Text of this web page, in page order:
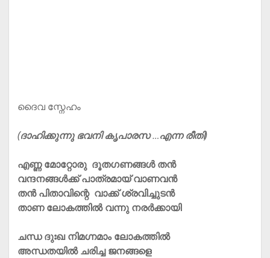
ദൈവ സ്നേഹം
(ദാഹിക്കുന്നു ഭവനി കൃപാരസ …എന്ന രീതി)
എണ്ണ മോറ്റോരു ദൂതഗണങ്ങള്‍ തന്‍
വന്ദനങ്ങള്‍ക്ക് പാത്രമായ് വാണവന്‍
തന്‍ പിതാവിന്റെ വാക്ക് ശ്രവിച്ചുടന്‍
താണ ലോകത്തില്‍ വന്നു നരര്‍ക്കായി
ചന്ധ ദുഃഖ നിമഗ്നമാം ലോകത്തില്‍
അന്ധതയില്‍ ചരിച്ച ജനങ്ങളെ